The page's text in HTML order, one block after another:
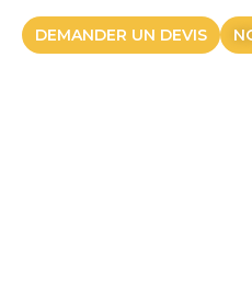
DEMANDER UN DEVIS